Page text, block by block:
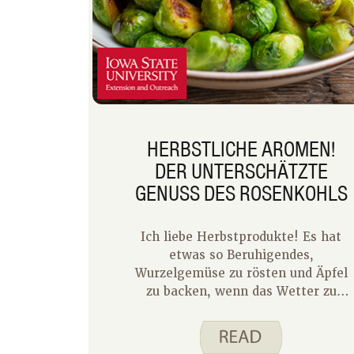
HERBSTLICHE AROMEN!
DER UNTERSCHÄTZTE
GENUSS DES ROSENKOHLS
Ich liebe Herbstprodukte! Es hat
etwas so Beruhigendes,
Wurzelgemüse zu rösten und Äpfel
zu backen, wenn das Wetter zu
ich Rosenkohl mindestens alle zwei
Wochen, manchmal wöchentlich,